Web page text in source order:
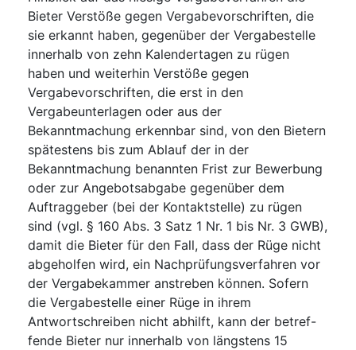
Bieter Verstöße gegen Vergabevorschriften, die
sie erkannt haben, gegenüber der Vergabestelle
innerhalb von zehn Kalendertagen zu rügen
haben und weiterhin Verstöße gegen
Vergabevorschriften, die erst in den
Vergabeunterlagen oder aus der
Bekanntmachung erkennbar sind, von den Bietern
spätestens bis zum Ablauf der in der
Bekanntmachung benannten Frist zur Bewerbung
oder zur Angebotsabgabe gegenüber dem
Auftraggeber (bei der Kontaktstelle) zu rügen
sind (vgl. § 160 Abs. 3 Satz 1 Nr. 1 bis Nr. 3 GWB),
damit die Bieter für den Fall, dass der Rüge nicht
abgeholfen wird, ein Nachprüfungsverfahren vor
der Vergabekammer anstreben können. Sofern
die Vergabestelle einer Rüge in ihrem
Antwortschreiben nicht abhilft, kann der betref-
fende Bieter nur innerhalb von längstens 15